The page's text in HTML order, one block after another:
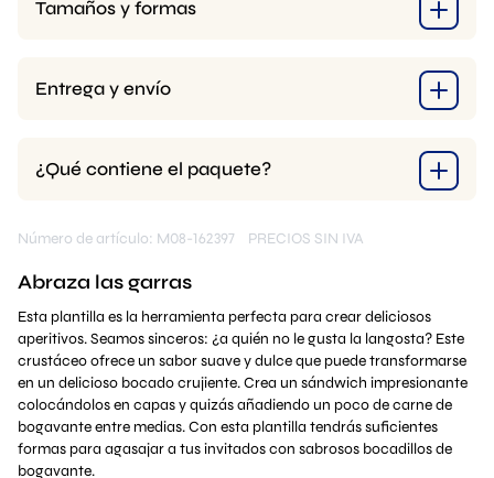
Tamaños y formas
Entrega y envío
¿Qué contiene el paquete?
Número de artículo: M08-162397 PRECIOS SIN IVA
Abraza las garras
Esta plantilla es la herramienta perfecta para crear deliciosos
aperitivos. Seamos sinceros: ¿a quién no le gusta la langosta? Este
crustáceo ofrece un sabor suave y dulce que puede transformarse
en un delicioso bocado crujiente. Crea un sándwich impresionante
colocándolos en capas y quizás añadiendo un poco de carne de
bogavante entre medias. Con esta plantilla tendrás suficientes
formas para agasajar a tus invitados con sabrosos bocadillos de
bogavante.